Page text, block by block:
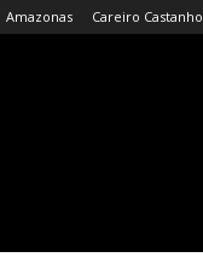
Amazonas Careiro Castanho